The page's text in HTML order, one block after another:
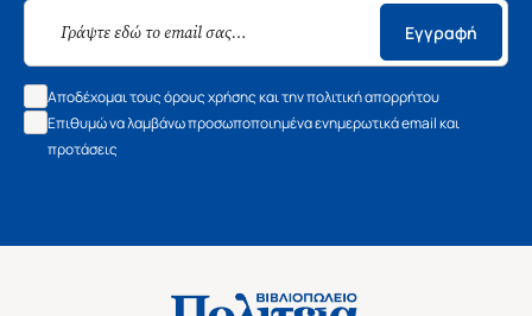
Εγγραφή
Αποδέχομαι τους όρους χρήσης και την πολιτική απορρήτου
Επιθυμώ να λαμβάνω προσωποποιημένα ενημερωτικά email και
προτάσεις